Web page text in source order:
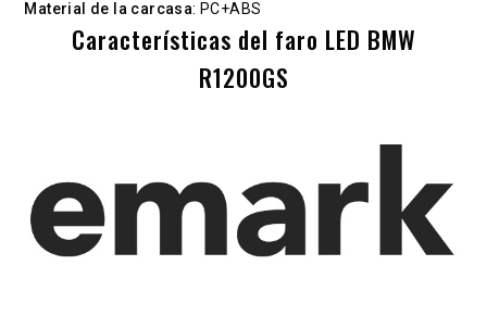
Material de la carcasa: PC+ABS
Características del faro LED BMW
R1200GS